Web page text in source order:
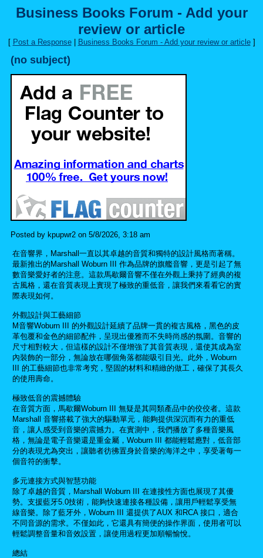
Business Books Forum - Add your
review or article
[ Post a Response| Business Books Forum - Add your review or article]
(no subject)
Posted by kpupwr2 on 5/8/2026, 3:18 am
在音響界，Marshall一直以其卓越的音質和獨特的設計風格而著稱。
最新推出的Marshall Woburn III 作為品牌的旗艦音響，更是引起了無
數音樂愛好者的注意。這款馬歇爾音響不僅在外觀上秉持了經典的複
古風格，還在音質表現上實現了極致的重低音，讓我們來看看它的實
際表現如何。
外觀設計與工藝細節
M音響Woburn III 的外觀設計延續了品牌一貫的複​​古風格，黑色的皮
革包覆和金色的細節配件，呈現出優雅而不失時尚感的氛圍。音響的
尺寸相對較大，但這樣的設計不僅增強了其音質表現，還使其成為室
內裝飾的一部分，無論放在哪個角落都能吸引目光。此外，Woburn
III 的工藝細節也非常考究，堅固的材料和精緻的做工，確保了其長久
的使用壽命。
極致低音的震撼體驗
在音質方面，馬歇爾Woburn III 無疑是其同類產品中的佼佼者。這款
Marshall 音響搭載了強大的驅動單元，能夠提供深沉而有力的重低
音，讓人感受到音樂的震撼力。在實測中，我們播放了多種音樂風
格，無論是電子音樂還是重金屬，Woburn III 都能輕鬆應對，低音部
分的表現尤為突出，讓聽者彷彿置身於音樂的海洋之中，享受著每一
個音符的衝擊。
多元連接方式與智慧功能
除了卓越的音質，Marshall Woburn III 在連接性方面也展現了其優
勢。支援藍牙5.0技術，能夠快速連接各種設備，讓用戶輕鬆享受無
線音樂。除了藍牙外，Woburn III 還提供了AUX 和RCA 接口，適合
不同音源的需求。不僅如此，它還具有簡便的操作界面，使用者可以
輕鬆調整音量和音效設置，讓使用過程更加順暢愉悅。
總結